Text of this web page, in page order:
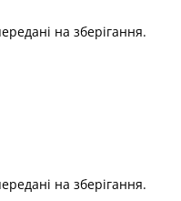
на зберігання.
на зберігання.